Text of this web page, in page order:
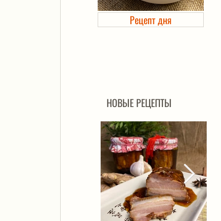
Холодец в банке. Автоклав
Рецепт дня
НОВЫЕ РЕЦЕПТЫ